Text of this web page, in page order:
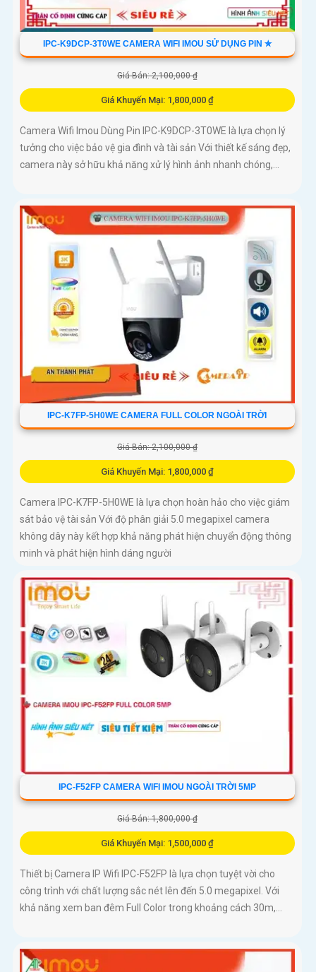
IPC-K9DCP-3T0WE CAMERA WIFI IMOU SỬ DỤNG PIN ✮
Giá Bán: 2,100,000 ₫
Giá Khuyến Mại: 1,800,000 ₫
Camera Wifi Imou Dùng Pin IPC-K9DCP-3T0WE là lựa chọn lý
tưởng cho việc bảo vệ gia đình và tài sản Với thiết kế sáng đẹp,
camera này sở hữu khả năng xử lý hình ảnh nhanh chóng,...
IPC-K7FP-5H0WE CAMERA FULL COLOR NGOÀI TRỜI
Giá Bán: 2,100,000 ₫
Giá Khuyến Mại: 1,800,000 ₫
Camera IPC-K7FP-5H0WE là lựa chọn hoàn hảo cho việc giám
sát bảo vệ tài sản Với độ phân giải 5.0 megapixel camera
không dây này kết hợp khả năng phát hiện chuyển động thông
minh và phát hiện hình dáng người
IPC-F52FP CAMERA WIFI IMOU NGOÀI TRỜI 5MP
Giá Bán: 1,800,000 ₫
Giá Khuyến Mại: 1,500,000 ₫
Thiết bị Camera IP Wifi IPC-F52FP là lựa chọn tuyệt vời cho
công trình với chất lượng sắc nét lên đến 5.0 megapixel. Với
khả năng xem ban đêm Full Color trong khoảng cách 30m,...